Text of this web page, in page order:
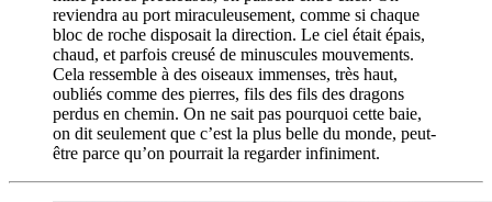
reviendra au port miraculeusement, comme si chaque
bloc de roche disposait la direction. Le ciel était épais,
chaud, et parfois creusé de minuscules mouvements.
Cela ressemble à des oiseaux immenses, très haut,
oubliés comme des pierres, fils des fils des dragons
perdus en chemin. On ne sait pas pourquoi cette baie,
on dit seulement que c’est la plus belle du monde, peut-
être parce qu’on pourrait la regarder infiniment.